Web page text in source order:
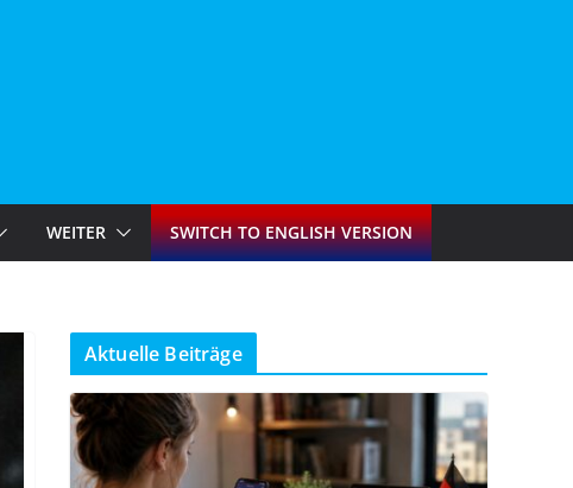
WEITER SWITCH TO ENGLISH VERSION
Aktuelle Beiträge